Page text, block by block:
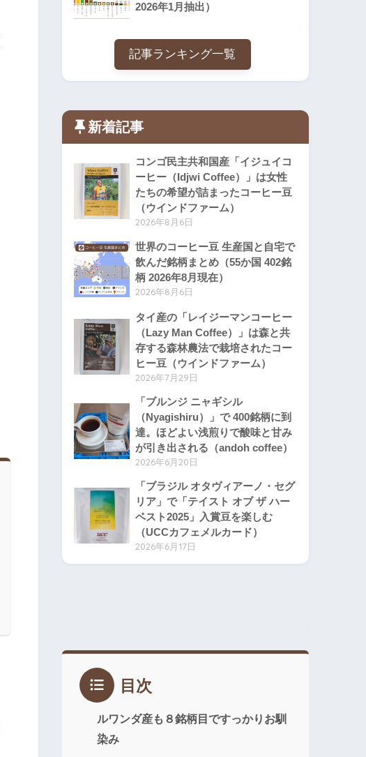
2026年1月抽出）
記事ランキング一覧
新着記事
コンゴ民主共和国産「イジュイコ
ーヒー（Idjwi Coffee）」は女性
たちの希望が詰まったコーヒー豆
（ウインドファーム）
2026年8月6日
世界のコーヒー豆 生産国と自宅で
飲んだ銘柄まとめ（55か国 402銘
柄 2026年8月現在）
2026年8月6日
タイ産の「レイジーマンコーヒー
（Lazy Man Coffee）」は森と共
存する森林農法で栽培されたコー
ヒー豆（ウインドファーム）
2026年7月29日
「ブルンジ ニャギシル
（Nyagishiru）」で 400銘柄に到
達。ほどよい浅煎りで酸味と甘み
が引き出される（andoh coffee）
2026年6月20日
「ブラジル オタヴィアーノ・セグ
リア」で「テイスト オブ ザ ハー
ベスト2025」入賞豆を楽しむ
（UCCカフェメルカード）
2026年6月17日
目次
ルワンダ産も８銘柄目ですっかりお馴
染み